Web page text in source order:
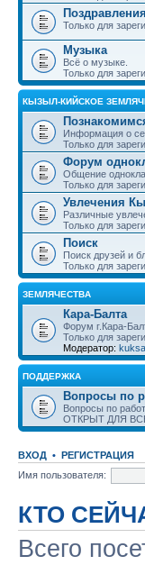
Поздравления
Только для
Музыка
Всё о музыке.
Только для
КЫЗЫЛ-КИЙСКОЕ
Информация о
Только для
Форум
Общение
Только для
Увлечения
Различные
Только для
Поиск
Поиск друзей и
Только для
ЗЕМЛЯЧЕСТВА
Кара-Балта
Форум г.Кара-
Только для
Модератор: kuksa
ПОДДЕРЖКА
Вопросы по
Вопросы по
ОТКРЫТ ДЛЯ
ВХОД • РЕГИСТРАЦИЯ
Имя пользователя:
КТО
Всего